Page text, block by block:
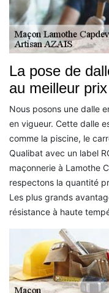
La pose de
au meilleur prix
Nous posons une dalle
en vigueur. Cette dalle
comme la piscine, le
Qualibat avec un label
maçonnerie à Lamothe
respectons la quantité
Les plus grands
résistance à haute